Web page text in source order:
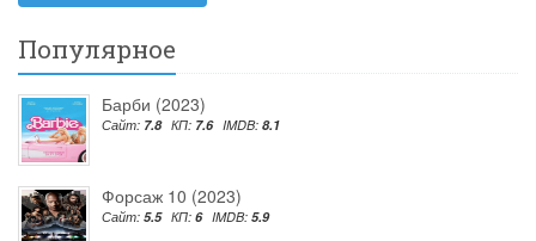
Популярное
Барби (2023)
Сайт: 7.8 КП: 7.6 IMDB: 8.1
Форсаж 10 (2023)
Сайт: 5.5 КП: 6 IMDB: 5.9